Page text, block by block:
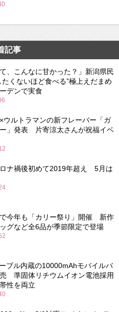
記事
て、こんなに甘かった？」新潟県民
たくないほど食べる”極上えだまめ
デンで実食
ウルトラマンの新フレーバー「ガ
」発表 片寄涼太さんが祝福イベ
ナ禍後初めて2019年超え 5月は
今年も「カリー祭り」開催 新作
グなど全6品が季節限定で登場
ブル内蔵の10000mAhモバイルバ
準固体リチウムイオン電池採用
性を両立